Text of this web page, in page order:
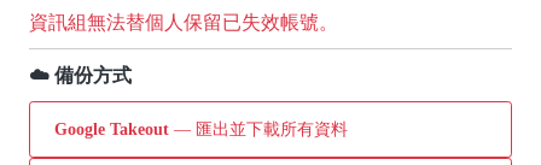
資訊組無法替個人保留已失效帳號。
☁️ 備份方式
Google Takeout — 匯出並下載所有資料